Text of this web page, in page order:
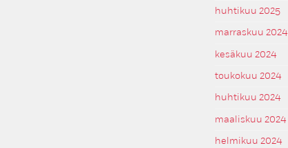
huhtikuu 2025
marraskuu 2024
kesäkuu 2024
toukokuu 2024
huhtikuu 2024
maaliskuu 2024
helmikuu 2024